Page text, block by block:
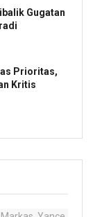
Gugatan
Prioritas,
Kritis